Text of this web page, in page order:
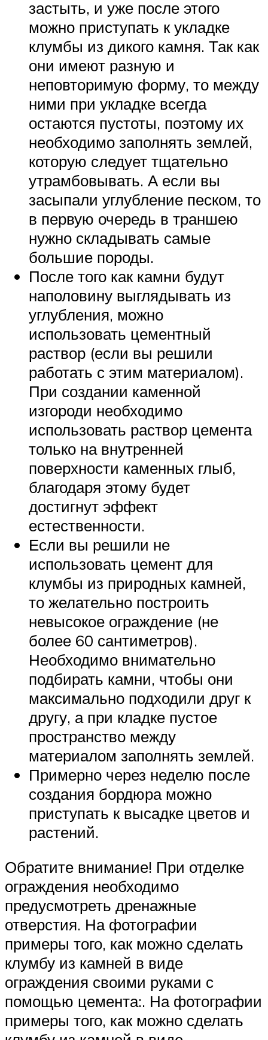
застыть, и уже после этого
можно приступать к укладке
клумбы из дикого камня. Так как
они имеют разную и
неповторимую форму, то между
ними при укладке всегда
остаются пустоты, поэтому их
необходимо заполнять землей,
которую следует тщательно
утрамбовывать. А если вы
засыпали углубление песком, то
в первую очередь в траншею
нужно складывать самые
большие породы.
После того как камни будут
наполовину выглядывать из
углубления, можно
использовать цементный
раствор (если вы решили
работать с этим материалом).
При создании каменной
изгороди необходимо
использовать раствор цемента
только на внутренней
поверхности каменных глыб,
благодаря этому будет
достигнут эффект
естественности.
Если вы решили не
использовать цемент для
клумбы из природных камней,
то желательно построить
невысокое ограждение (не
более 60 сантиметров).
Необходимо внимательно
подбирать камни, чтобы они
максимально подходили друг к
другу, а при кладке пустое
пространство между
материалом заполнять землей.
Примерно через неделю после
создания бордюра можно
приступать к высадке цветов и
растений.
Обратите внимание! При отделке
ограждения необходимо
предусмотреть дренажные
отверстия. На фотографии
примеры того, как можно сделать
клумбу из камней в виде
ограждения своими руками с
помощью цемента:. На фотографии
примеры того, как можно сделать